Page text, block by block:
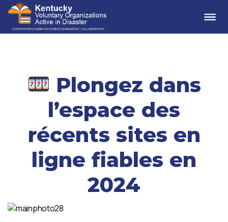
Plongez dans
l’espace des
récents sites en
ligne fiables en
2024